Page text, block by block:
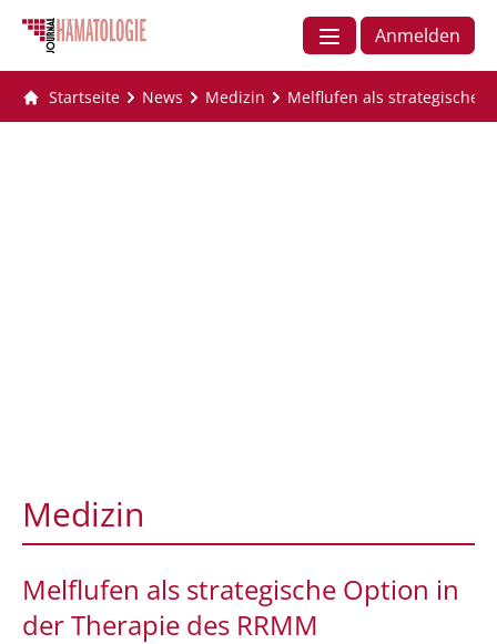
Anmelden
Startseite News Medizin Melflufen als strategische
Medizin
Melflufen als strategische Option in
der Therapie des RRMM